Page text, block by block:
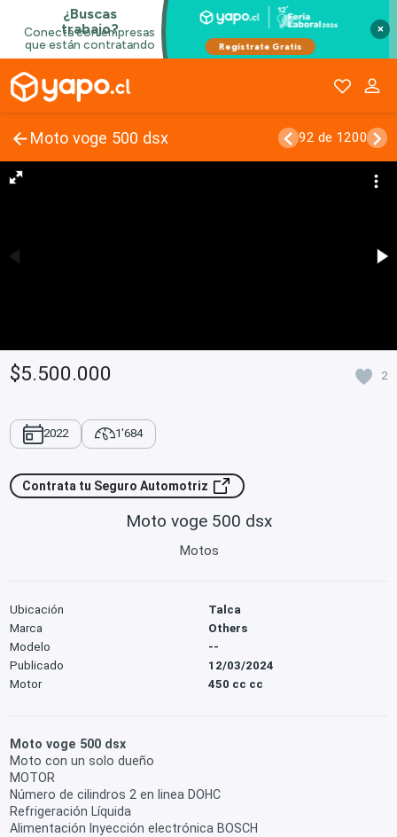
×
Moto voge 500 dsx 92 de 1200
$5.500.000 2
2022 1'684
Contrata tu Seguro Automotriz
Moto voge 500 dsx
Motos
Ubicación
Talca
Marca
Others
Modelo
--
Publicado
12/03/2024
Motor
450 cc cc
Moto voge 500 dsx
Moto con un solo dueño
MOTOR
Número de cilindros 2 en linea DOHC
Refrigeración Líquida
Alimentación Inyección electrónica BOSCH